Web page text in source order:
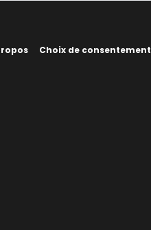
Choix de consentement